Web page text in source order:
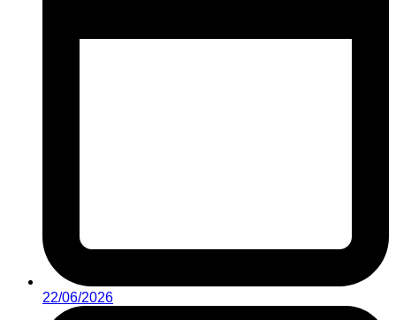
22/06/2026